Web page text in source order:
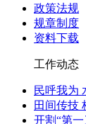
政策法规
规章制度
资料下载
工作动态
民呼我为
田间传技
开割“第